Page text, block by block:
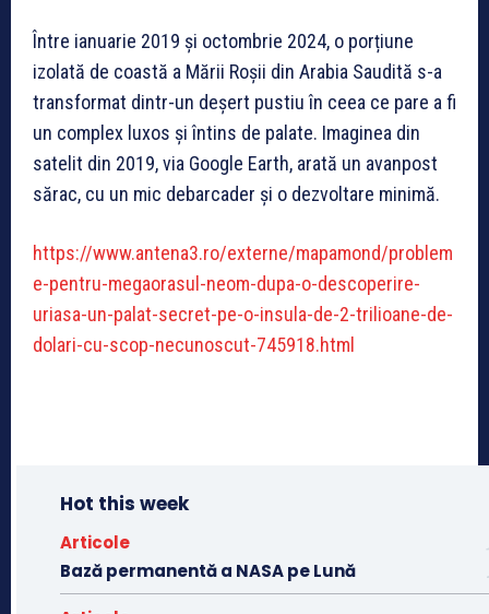
Între ianuarie 2019 și octombrie 2024, o porțiune
izolată de coastă a Mării Roșii din Arabia Saudită s-a
transformat dintr-un deșert pustiu în ceea ce pare a fi
un complex luxos și întins de palate. Imaginea din
satelit din 2019, via Google Earth, arată un avanpost
sărac, cu un mic debarcader și o dezvoltare minimă.
https://www.antena3.ro/externe/mapamond/problem
e-pentru-megaorasul-neom-dupa-o-descoperire-
uriasa-un-palat-secret-pe-o-insula-de-2-trilioane-de-
dolari-cu-scop-necunoscut-745918.html
Hot this week
Articole
Bază permanentă a NASA pe Lună